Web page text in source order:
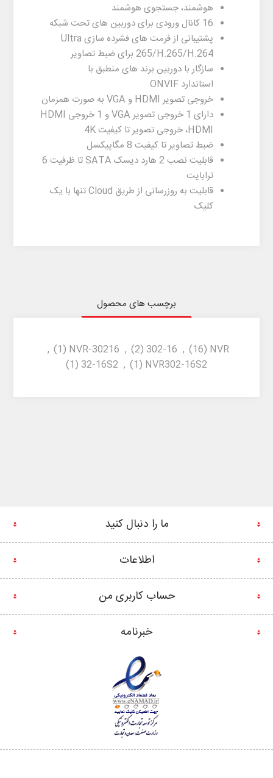
هوشمند، جستجوی هوشمند
16 کانال ورودی برای دوربین های تحت شبکه
پشتیبانی از فرمت های فشرده سازیUltra
265/H.265/H.264 برای ضبط تصاویر
سازگار با دوربین برند های منطبق با
استانداردONVIF
خروجی تصویر HDMI و VGA به صورت همزمان
دارای 1 خروجی تصویر
VGAو 1 خروجی HDMI
خروجی تصویر ،HDMI
تا کیفیت4K
ضبط تصاویر تا کیفیت 8 مگاپیکسل
قابلیت نصب 2 هارد دیسک
SATA
تا ظرفیت 6
ترابایت
قابلیت به روزرسانی از طریق Cloud تنها با یک
کلیک
برچسب های محصول
NVR
(16)
,
302-16
(2)
,
NVR-30216
(1)
,
NVR302-16S2
(1)
,
32-16S2
(1)
ما را دنبال کنید
اطلاعات
حساب کاربری من
خبرنامه